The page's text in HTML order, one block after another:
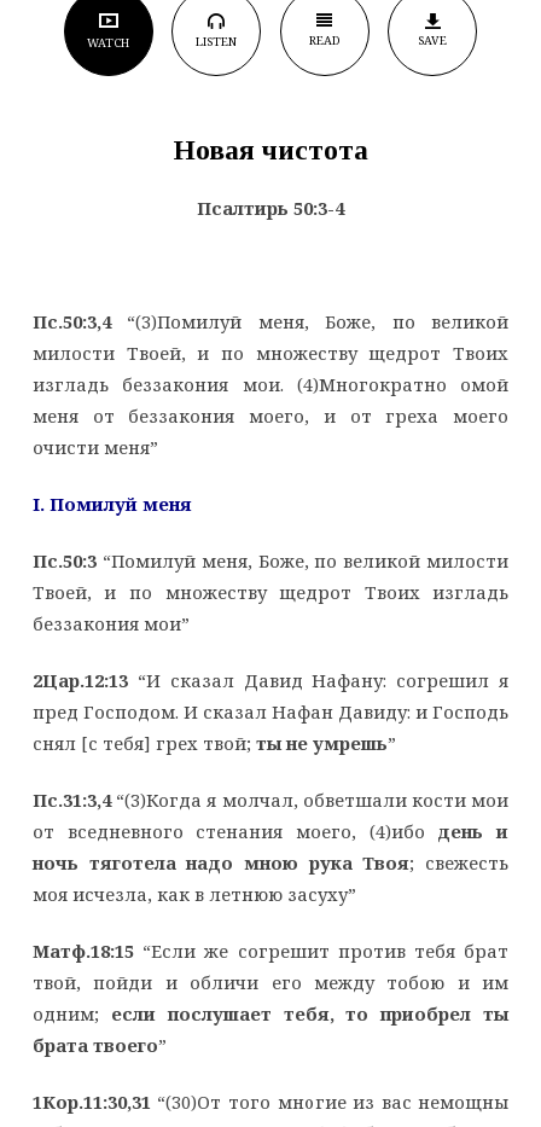
WATCH LISTEN READ SAVE
Новая чистота
Псалтирь 50:3-4
Пс.50:3,4“(3)Помилуй меня, Боже, по великой
милости Твоей, и по множеству щедрот Твоих
изгладь беззакония мои. (4)Многократно омой
меня от беззакония моего, и от греха моего
очисти меня”
I. Помилуй меня
Пс.50:3“Помилуй меня, Боже, по великой милости
Твоей, и по множеству щедрот Твоих изгладь
беззакония мои”
2Цар.12:13“И сказал Давид Нафану: согрешил я
пред Господом. И сказал Нафан Давиду: и Господь
снял [с тебя] грех твой; ты не умрешь”
Пс.31:3,4“(3)Когда я молчал, обветшали кости мои
от вседневного стенания моего, (4)ибо день и
ночь тяготела надо мною рука Твоя; свежесть
моя исчезла, как в летнюю засуху”
Матф.18:15“Если же согрешит против тебя брат
твой, пойди и обличи его между тобою и им
одним; если послушает тебя, то приобрел ты
брата твоего”
1Кор.11:30,31“(30)От того многие из вас немощны